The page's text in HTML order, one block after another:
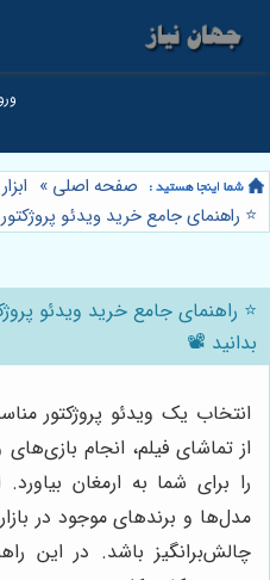
صفحه اصلی »
⭐️ راهنمای جامع خرید ویدئو پروژکتور
⭐️ راهنمای جامع خرید ویدئو
بدانید 📽️
انتخاب یک ویدئو پروژکتور
از تماشای فیلم، انجام
را برای شما به ارمغان
مدل‌ها و برندهای موجود در
چالش‌برانگیز باشد. در این